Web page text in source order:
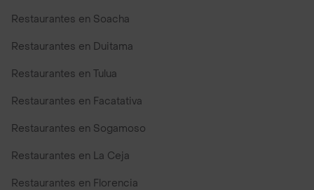
Restaurantes en Soacha
Restaurantes en Duitama
Restaurantes en Tulua
Restaurantes en Facatativa
Restaurantes en Sogamoso
Restaurantes en La Ceja
Restaurantes en Florencia